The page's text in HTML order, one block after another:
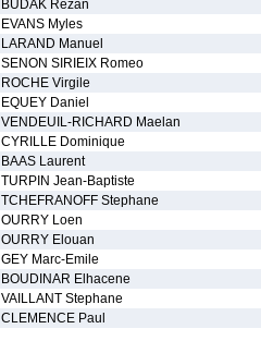
BUDAK Rezan
EVANS Myles
LARAND Manuel
SENON SIRIEIX Romeo
ROCHE Virgile
EQUEY Daniel
VENDEUIL-RICHARD Maelan
CYRILLE Dominique
BAAS Laurent
TURPIN Jean-Baptiste
TCHEFRANOFF Stephane
OURRY Loen
OURRY Elouan
GEY Marc-Emile
BOUDINAR Elhacene
VAILLANT Stephane
CLEMENCE Paul